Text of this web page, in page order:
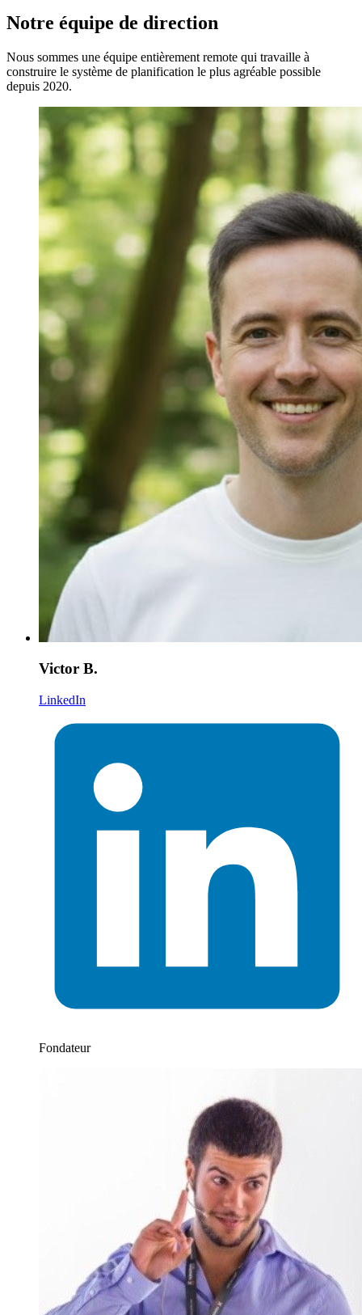
Notre équipe de direction
Nous sommes une équipe entièrement remote qui travaille à
construire le système de planification le plus agréable possible
depuis 2020.
Victor B.
LinkedIn
Fondateur